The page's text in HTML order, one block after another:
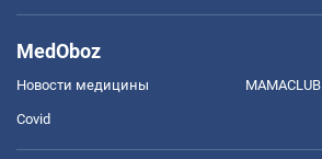
MedOboz
Новости медицины MAMACLUB
Covid